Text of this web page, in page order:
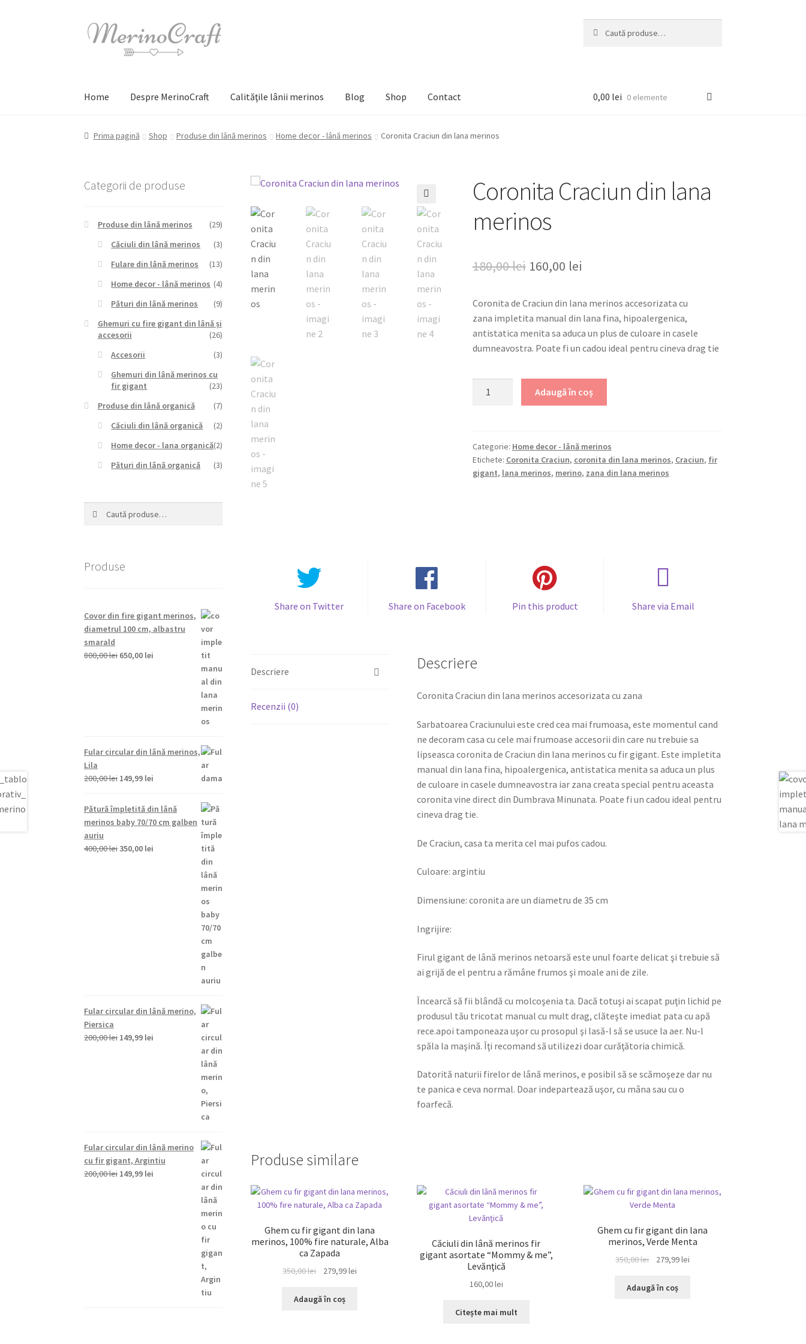
Sari
la
Sari
la
după:
Home Despre MerinoCraft Calităţile lânii merinos Blog Shop Contact 0,00 lei 0 elemente
Prima pagină Shop Produse din lână merinos Home decor - lână merinos Coronita Craciun din lana merinos
REDUCERI!
🔍
Coronita Craciun din lana
merinos
180,00lei Prețul
a
fost:
180,00 lei.
160,00 lei
este:
160,00 lei.
Coronita de Craciun din lana merinos accesorizata cu
zana impletita manual din lana fina, hipoalergenica,
antistatica menita sa aduca un plus de culoare in casele
dumneavostra. Poate fi un cadou ideal pentru cineva drag tie
lana
merinos
Adaugă în coș
Categorie: Home decor - lână merinos
Etichete: Coronita Craciun, coronita din lana merinos, Craciun, fir
gigant, lana merinos, merino, zana din lana merinos
Share on Twitter Share on Facebook Pin this product Share via Email
Descriere
Recenzii (0)
Descriere
Coronita Craciun din lana merinos accesorizata cu zana
Sarbatoarea Craciunului este cred cea mai frumoasa, este momentul cand
ne decoram casa cu cele mai frumoase accesorii din care nu trebuie sa
lipseasca coronita de Craciun din lana merinos cu fir gigant. Este impletita
manual din lana fina, hipoalergenica, antistatica menita sa aduca un plus
de culoare in casele dumneavostra iar zana creata special pentru aceasta
coronita vine direct din Dumbrava Minunata. Poate fi un cadou ideal pentru
cineva drag tie.
De Craciun, casa ta merita cel mai pufos cadou.
Culoare: argintiu
Dimensiune: coronita are un diametru de 35 cm
Ingrijire:
Firul gigant de lână merinos netoarsă este unul foarte delicat şi trebuie să
ai grijă de el pentru a rămâne frumos şi moale ani de zile.
Încearcă să fii blândă cu molcoşenia ta. Dacă totuşi ai scapat puţin lichid pe
produsul tău tricotat manual cu mult drag, clăteşte imediat pata cu apă
rece.apoi tamponeaza uşor cu prosopul şi lasă-l să se usuce la aer. Nu-l
spăla la maşină. Îţi recomand să utilizezi doar curăţătoria chimică.
Datorită naturii firelor de lână merinos, e posibil să se scămoşeze dar nu
te panica e ceva normal. Doar indepartează uşor, cu mâna sau cu o
foarfecă.
Produse similare
Ghem cu fir gigant din lana
merinos, 100% fire naturale, Alba
ca Zapada
350,00lei
Prețul
a
279,99lei
Adaugă în coș
Căciuli din lână merinos fir
gigant asortate “Mommy & me”,
Levănţică
160,00lei
Citește mai mult
Ghem cu fir gigant din lana
merinos, Verde Menta
350,00lei
Prețul
a
279,99lei
Adaugă în coș
Categorii de produse
Produse din lână merinos
(29)
Căciuli din lână merinos
(3)
Fulare din lână merinos
(13)
Home decor - lână merinos (4)
Pături din lână merinos
(9)
Ghemuri cu fire gigant din lână și
accesorii
(26)
Accesorii
(3)
Ghemuri din lână merinos cu
fir gigant
(23)
Produse din lână organică
(7)
Căciuli din lână organică
(2)
Home decor - lana organică(2)
Pături din lână organică
(3)
Produse
Covor din fire gigant merinos,
diametrul 100 cm, albastru
smarald
800,00lei Prețul
650,00 lei
Fular circular din lână merinos,
Lila
200,00lei Prețul
fost:
200,00 lei.
149,99 lei
este:
149,99 lei.
Pătură împletită din lână
merinos baby 70/70 cm galben
auriu
400,00lei Prețul
350,00 lei
Fular circular din lână merino,
Piersica
200,00lei Prețul
149,99 lei
Fular circular din lână merino
cu fir gigant, Argintiu
200,00lei Prețul
149,99 lei